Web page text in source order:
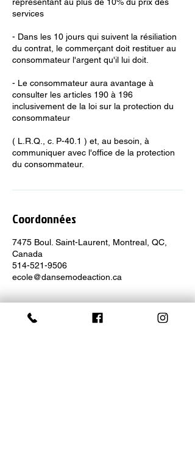
services
- Dans les 10 jours qui suivent la résiliation
du contrat, le commerçant doit restituer au
consommateur l'argent qu'il lui doit.
- Le consommateur aura avantage à
consulter les articles 190 à 196
inclusivement de la loi sur la protection du
consommateur
( L.R.Q., c. P-40.1 ) et, au besoin, à
communiquer avec l'office de la protection
du consommateur.
Coordonnées
7475 Boul. Saint-Laurent, Montreal, QC,
Canada
514-521-9506
ecole@dansemodeaction.ca